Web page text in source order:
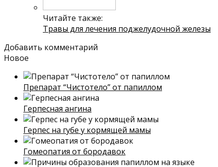
Читайте также:
Травы для лечения поджелудочной железы
Добавить комментарий
Новое
Препарат “Чистотело” от папиллом
Герпесная ангина
Герпес на губе у кормящей мамы
Гомеопатия от бородавок